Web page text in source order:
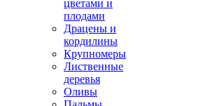
цветами и
плодами
Драцены и
кордилины
Крупномеры
Лиственные
деревья
Оливы